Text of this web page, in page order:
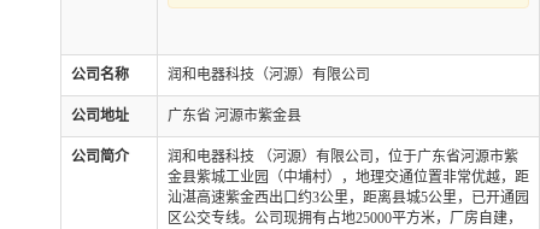
公司名称 润和电器科技（河源）有限公司
公司地址 广东省 河源市紫金县
公司简介
润和电器科技 （河源）有限公司，位于广东省河源市紫
金县紫城工业园（中埔村），地理交通位置非常优越，距
汕湛高速紫金西出口约3公里，距离县城5公里，已开通园
区公交专线。公司现拥有占地25000平方米，厂房自建，